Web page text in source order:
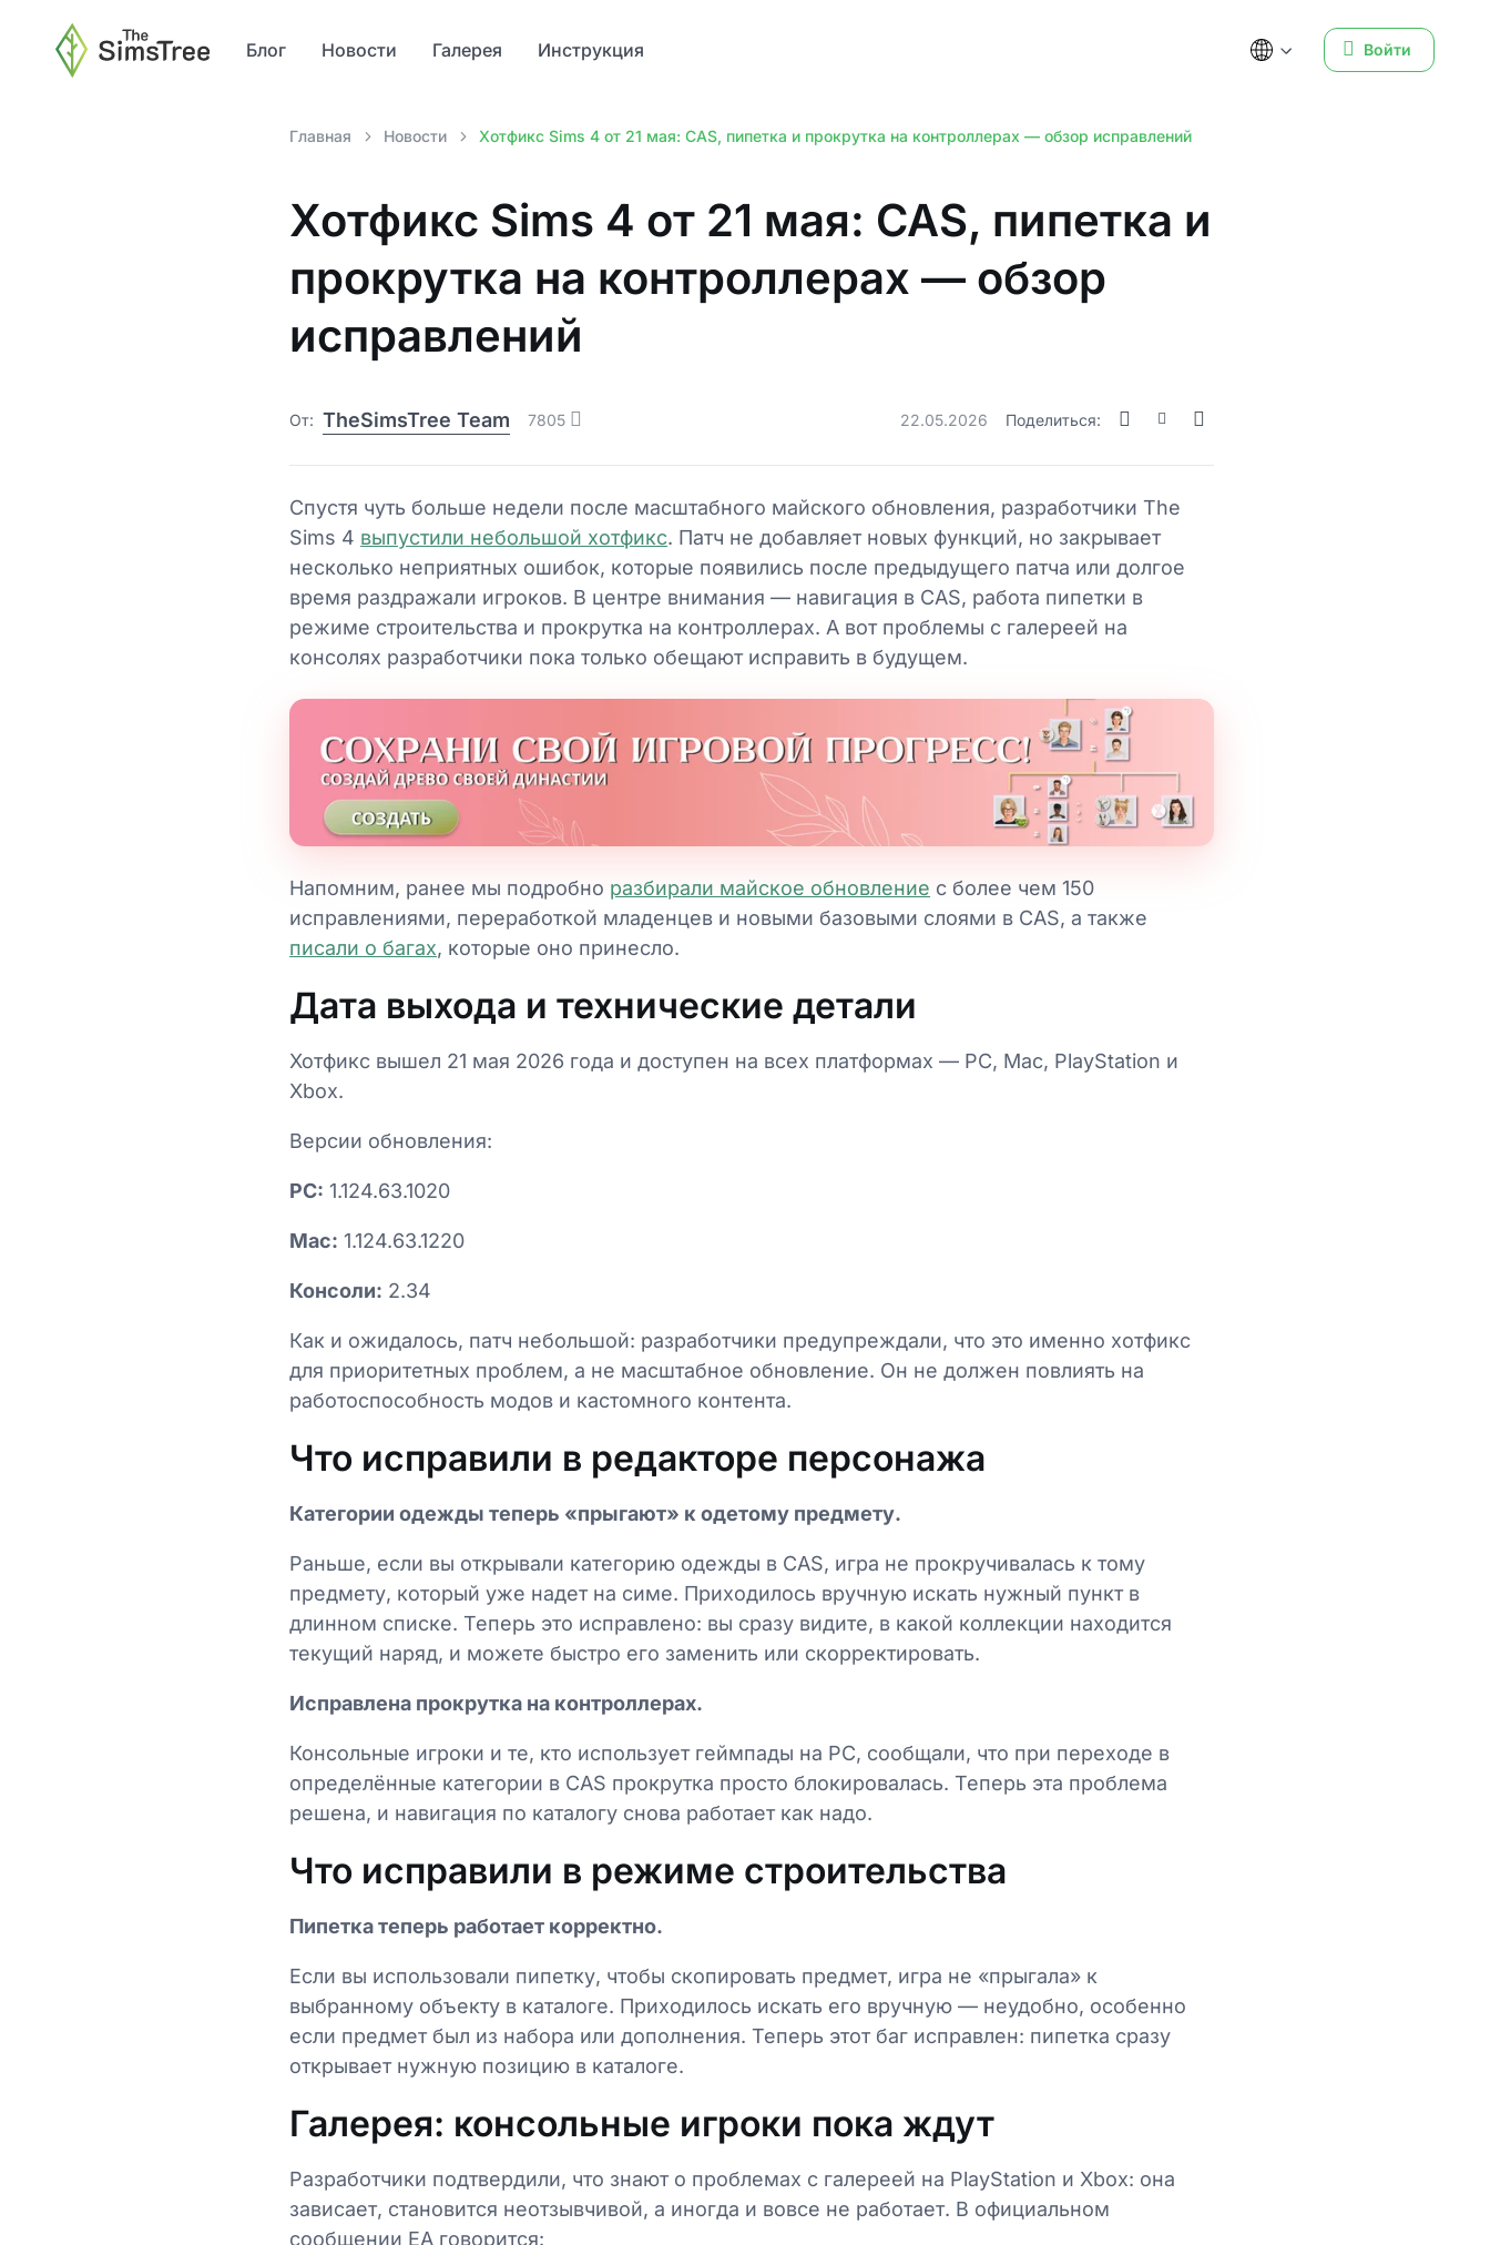
Войти
Блог Новости Галерея Инструкция
Главная Новости Хотфикс Sims 4 от 21 мая: CAS, пипетка и прокрутка на контроллерах — обзор исправлений
Хотфикс Sims 4 от 21 мая: CAS, пипетка и
прокрутка на контроллерах — обзор
исправлений
От: TheSimsTree Team 7805 22.05.2026 Поделиться:
Спустя чуть больше недели после масштабного майского обновления, разработчики The
Sims 4 выпустили небольшой хотфикс. Патч не добавляет новых функций, но закрывает
несколько неприятных ошибок, которые появились после предыдущего патча или долгое
время раздражали игроков. В центре внимания — навигация в CAS, работа пипетки в
режиме строительства и прокрутка на контроллерах. А вот проблемы с галереей на
консолях разработчики пока только обещают исправить в будущем.
Напомним, ранее мы подробно разбирали майское обновление с более чем 150
исправлениями, переработкой младенцев и новыми базовыми слоями в CAS, а также
писали о багах, которые оно принесло.
Дата выхода и технические детали
Хотфикс вышел 21 мая 2026 года и доступен на всех платформах — PC, Mac, PlayStation и
Xbox.
Версии обновления:
PC: 1.124.63.1020
Mac: 1.124.63.1220
Консоли: 2.34
Как и ожидалось, патч небольшой: разработчики предупреждали, что это именно хотфикс
для приоритетных проблем, а не масштабное обновление. Он не должен повлиять на
работоспособность модов и кастомного контента.
Что исправили в редакторе персонажа
Категории одежды теперь «прыгают» к одетому предмету.
Раньше, если вы открывали категорию одежды в CAS, игра не прокручивалась к тому
предмету, который уже надет на симе. Приходилось вручную искать нужный пункт в
длинном списке. Теперь это исправлено: вы сразу видите, в какой коллекции находится
текущий наряд, и можете быстро его заменить или скорректировать.
Исправлена прокрутка на контроллерах.
Консольные игроки и те, кто использует геймпады на PC, сообщали, что при переходе в
определённые категории в CAS прокрутка просто блокировалась. Теперь эта проблема
решена, и навигация по каталогу снова работает как надо.
Что исправили в режиме строительства
Пипетка теперь работает корректно.
Если вы использовали пипетку, чтобы скопировать предмет, игра не «прыгала» к
выбранному объекту в каталоге. Приходилось искать его вручную — неудобно, особенно
если предмет был из набора или дополнения. Теперь этот баг исправлен: пипетка сразу
открывает нужную позицию в каталоге.
Галерея: консольные игроки пока ждут
Разработчики подтвердили, что знают о проблемах с галереей на PlayStation и Xbox: она
зависает, становится неотзывчивой, а иногда и вовсе не работает. В официальном
сообщении EA говорится: